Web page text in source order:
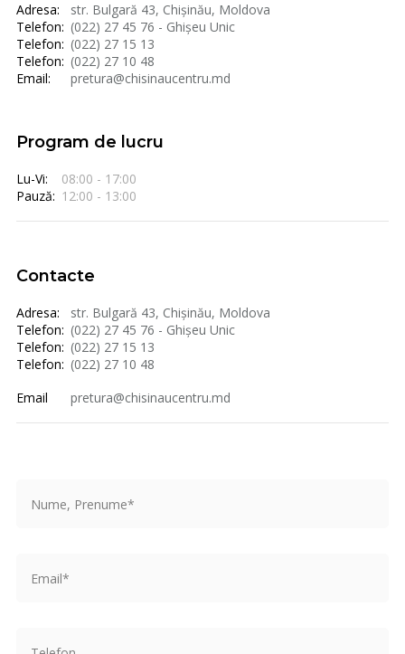
Adresa:
str. Bulgară 43, Chișinău, Moldova
Telefon: (022) 27 45 76 - Ghișeu Unic
Telefon: (022) 27 15 13
Telefon: (022) 27 10 48
Email:
pretura@chisinaucentru.md
Program de lucru
Lu-Vi:
08:00 - 17:00
Pauză: 12:00 - 13:00
Contacte
Adresa:
str. Bulgară 43, Chișinău, Moldova
Telefon: (022) 27 45 76 - Ghișeu Unic
Telefon: (022) 27 15 13
Telefon: (022) 27 10 48
Email
pretura@chisinaucentru.md